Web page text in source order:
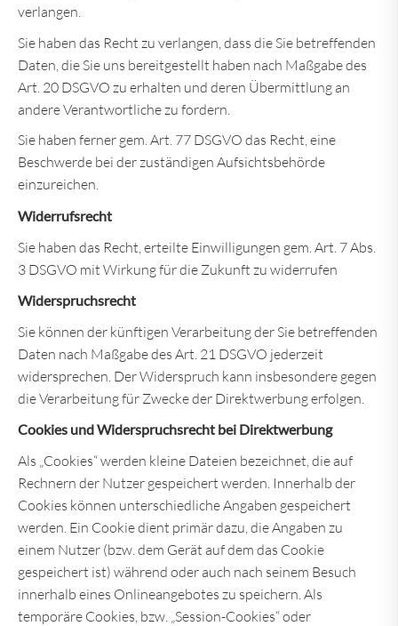
verlangen.
Sie haben das Recht zu verlangen, dass die Sie betreffenden
Daten, die Sie uns bereitgestellt haben nach Maßgabe des
Art. 20 DSGVO zu erhalten und deren Übermittlung an
andere Verantwortliche zu fordern.
Sie haben ferner gem. Art. 77 DSGVO das Recht, eine
Beschwerde bei der zuständigen Aufsichtsbehörde
einzureichen.
Widerrufsrecht
Sie haben das Recht, erteilte Einwilligungen gem. Art. 7 Abs.
3 DSGVO mit Wirkung für die Zukunft zu widerrufen
Widerspruchsrecht
Sie können der künftigen Verarbeitung der Sie betreffenden
Daten nach Maßgabe des Art. 21 DSGVO jederzeit
widersprechen. Der Widerspruch kann insbesondere gegen
die Verarbeitung für Zwecke der Direktwerbung erfolgen.
Cookies und Widerspruchsrecht bei Direktwerbung
Als „Cookies“ werden kleine Dateien bezeichnet, die auf
Rechnern der Nutzer gespeichert werden. Innerhalb der
Cookies können unterschiedliche Angaben gespeichert
werden. Ein Cookie dient primär dazu, die Angaben zu
einem Nutzer (bzw. dem Gerät auf dem das Cookie
gespeichert ist) während oder auch nach seinem Besuch
innerhalb eines Onlineangebotes zu speichern. Als
temporäre Cookies, bzw. „Session-Cookies“ oder